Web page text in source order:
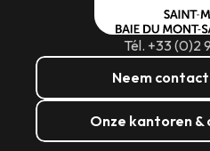
Tél. +33 (0)2
Neem
Onze kantoren